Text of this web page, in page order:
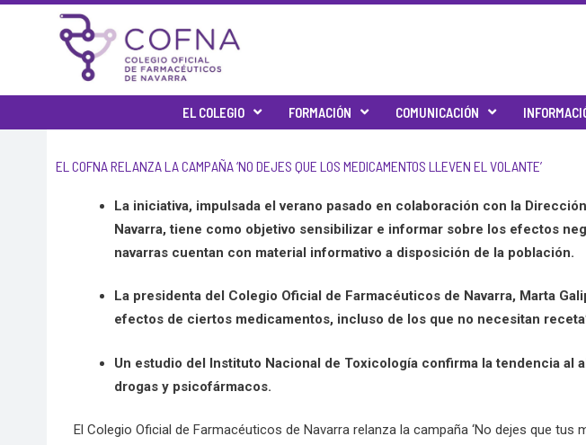
EL COLEGIO FORMACIÓN COMUNICACIÓN
EL COFNA RELANZA LA CAMPAÑA ‘NO DEJES QUE LOS MEDICAMENTOS LLEVEN EL VOLANTE’
La iniciativa, impulsada el verano pasado en colaboración con la
Navarra, tiene como objetivo sensibilizar e informar sobre los efectos
navarras cuentan con material informativo a disposición de la población.
La presidenta del Colegio Oficial de Farmacéuticos de Navarra, Marta
efectos de ciertos medicamentos, incluso de los que no necesitan
Un estudio del Instituto Nacional de Toxicología confirma la tendencia
drogas y psicofármacos.
El Colegio Oficial de Farmacéuticos de Navarra relanza la campaña ‘No dejes que